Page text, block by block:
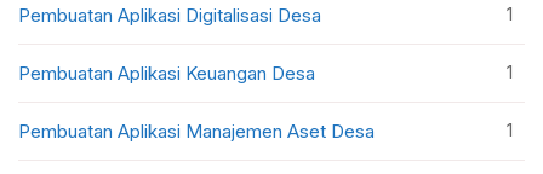
Pembuatan Aplikasi Digitalisasi Desa 1
Pembuatan Aplikasi Keuangan Desa 1
Pembuatan Aplikasi Manajemen Aset Desa 1